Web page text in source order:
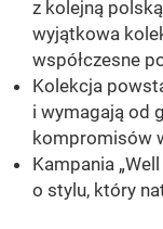
z kolejną
wyjątkowa
współczesne
Kolekcja
i wymagają od
kompromisów
Kampania
o stylu, który